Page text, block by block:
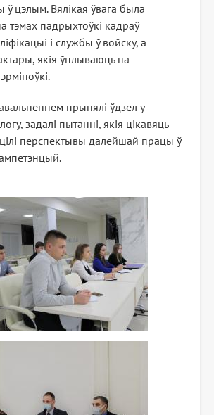
цэлым. Вялікая ўвага была
тэмах падрыхтоўкі кадраў
і службы ў войску, а
якія ўплываюць на
прынялі ўдзел у
задалі пытанні, якія цікавяць
перспектывы далейшай працы ў